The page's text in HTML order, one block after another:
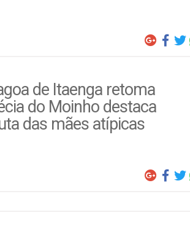
de Itaenga retoma
do Moinho destaca
das mães atípicas